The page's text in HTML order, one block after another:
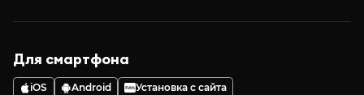
Для смартфона
iOS Android Установка с сайта